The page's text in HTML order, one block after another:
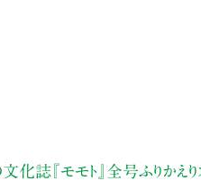
化誌『モモト』全号ふりかえり